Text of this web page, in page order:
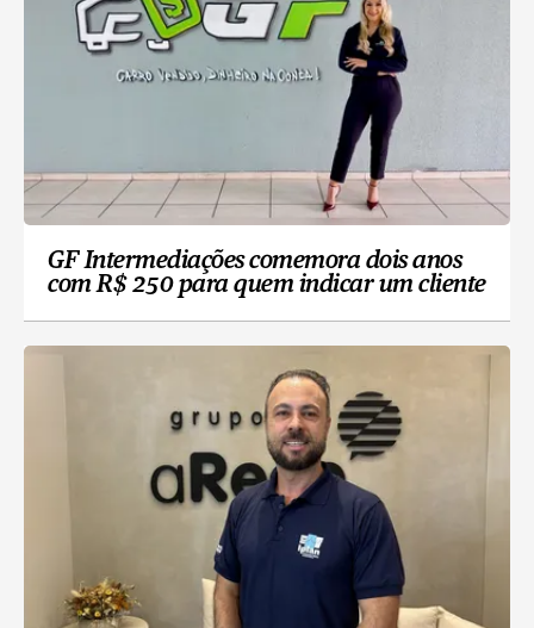
GF Intermediações comemora dois anos
com R$ 250 para quem indicar um cliente